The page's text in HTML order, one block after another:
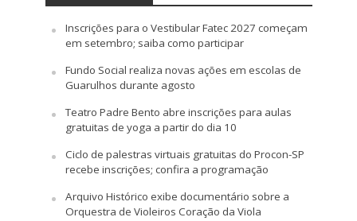
Inscrições para o Vestibular Fatec 2027 começam
em setembro; saiba como participar
Fundo Social realiza novas ações em escolas de
Guarulhos durante agosto
Teatro Padre Bento abre inscrições para aulas
gratuitas de yoga a partir do dia 10
Ciclo de palestras virtuais gratuitas do Procon-SP
recebe inscrições; confira a programação
Arquivo Histórico exibe documentário sobre a
Orquestra de Violeiros Coração da Viola